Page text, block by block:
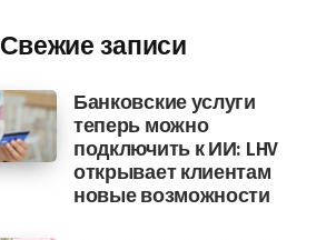
Свежие записи
Банковские услуги
теперь можно
подключить к ИИ: LHV
открывает клиентам
новые возможности